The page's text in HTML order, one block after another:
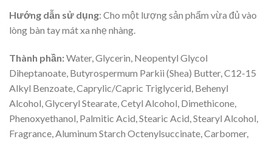
Hướng dẫn sử dụng: Cho một lượng sản phẩm vừa đủ vào
lòng bàn tay mát xa nhẹ nhàng.
Thành phần:Water, Glycerin, Neopentyl Glycol
Diheptanoate, Butyrospermum Parkii (Shea) Butter, C12-15
Alkyl Benzoate, Caprylic/Capric Triglycerid, Behenyl
Alcohol, Glyceryl Stearate, Cetyl Alcohol, Dimethicone,
Phenoxyethanol, Palmitic Acid, Stearic Acid, Stearyl Alcohol,
Fragrance, Aluminum Starch Octenylsuccinate, Carbomer,